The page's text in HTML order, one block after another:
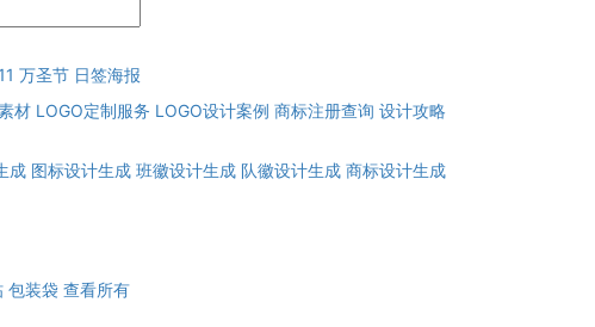
万圣节 日签海报
材 LOGO定制服务 LOGO设计案例 商标注册查询 设计攻略
成 图标设计生成 班徽设计生成 队徽设计生成 商标设计生成
包装袋 查看所有